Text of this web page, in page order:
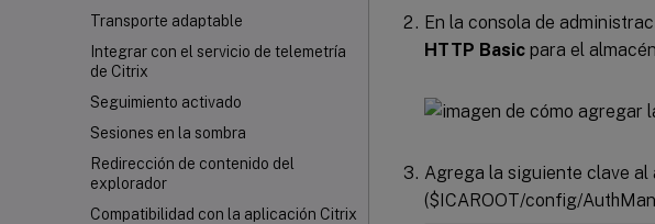
Transporte adaptable
Integrar con el servicio de telemetría
de Citrix
Seguimiento activado
Sesiones en la sombra
Redirección de contenido del
explorador
Compatibilidad con la aplicación Citrix
En la consola de
HTTP Basic para el
Agrega la siguiente clave
($ICAROOT/config/